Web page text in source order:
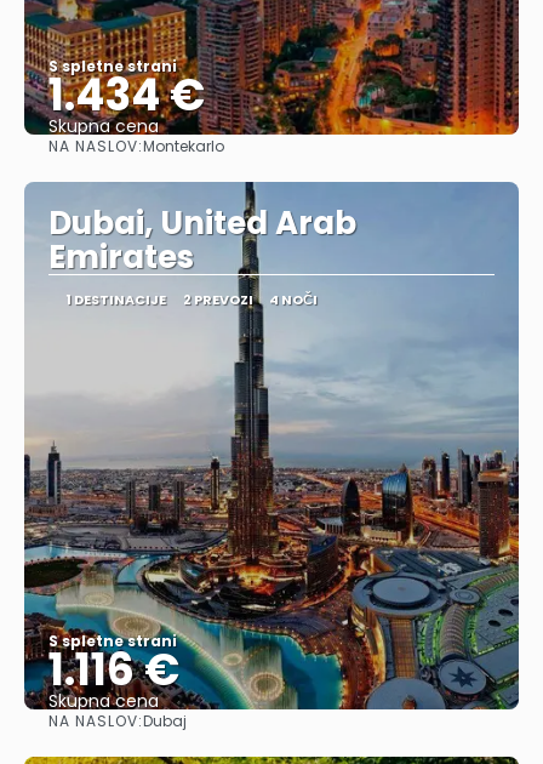
S spletne strani
1.434 €
Skupna cena
NA NASLOV:Montekarlo
Dubai, United Arab
Emirates
1 DESTINACIJE 2 PREVOZI 4 NOČI
S spletne strani
1.116 €
Skupna cena
NA NASLOV:Dubaj